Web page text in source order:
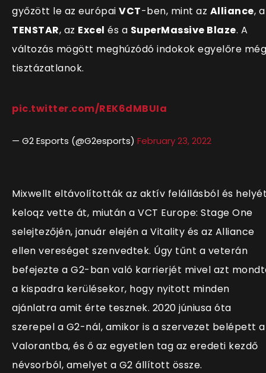
győzött le az európai VCT-ben, mint az Alliance, a
TENSTAR, az Excel és a SuperMassive Blaze. A
változás mögött meghúzódó indokok egyelőre még
tisztázatlanok.
pic.twitter.com/REK6dMBUIa
— G2 Esports (@G2esports) February 23, 2022
Mixwellt eltávolították az aktív felállásból és
keloqz vette át, miután a VCT Europe: Stage One
selejtezőjén, január elején a Vitality és az Alliance
ellen vereséget szenvedtek. Úgy tűnt a veterán
befejezte a G2-ban való karrierjét mivel azt
a kispadra kerülésekor, hogy nyitott minden
ajánlatra amit érte tesznek. 2020 júniusa óta
szerepel a G2-nál, amikor is a szervezet belépett a
Valorantba, és ő az egyetlen tag az eredeti kezdő
névsorból, amelyet a G2 állított össze.